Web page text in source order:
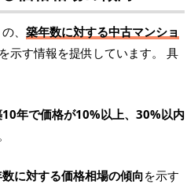
、 築年数に対する中古マンショ
を示す情報を提供しています。 具
年で価格が10%以上、30%以内
に対する価格相場の傾向を示す